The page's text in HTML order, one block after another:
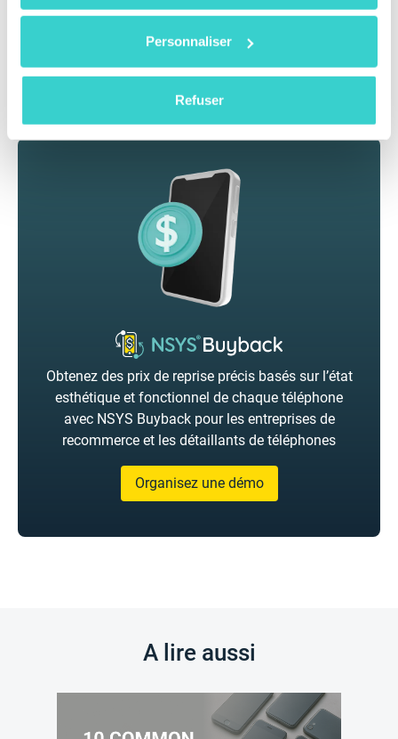
Personnaliser
Refuser
Widget 2.0 peut automatiser vos rachats, développer
votre sourcing, et faire croître votre entreprise plus
Obtenez des prix de reprise précis basés sur l’état
esthétique et fonctionnel de chaque téléphone
avec NSYS Buyback pour les entreprises de
recommerce et les détaillants de téléphones
Organisez une démo
A lire aussi